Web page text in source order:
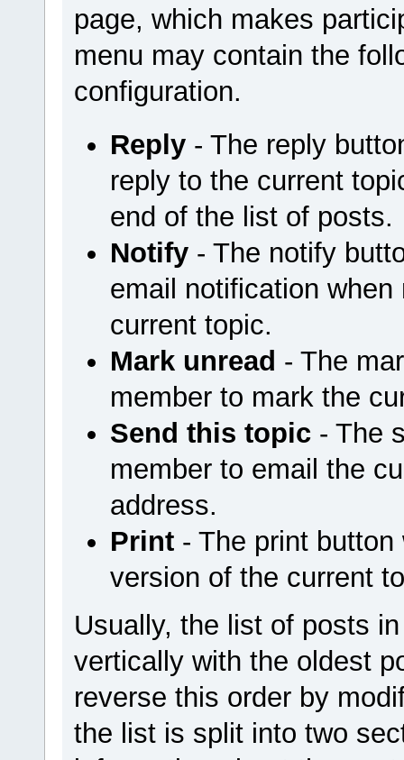
page, which makes
menu may contain the
configuration.
Reply- The reply
reply to the current
end of the list of posts.
Notify- The notify
email notification
current topic.
Mark unread - The
member to mark the
Send this topic- The
member to email the
address.
Print- The print button
version of the current
Usually, the list of posts
vertically with the oldest
reverse this order by
the list is split into two